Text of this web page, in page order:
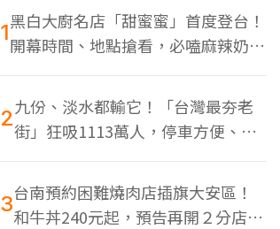
1黑白大廚名店「甜蜜蜜」首度登台！
開幕時間、地點搶看，必嗑麻辣奶油
蝦
2九份、淡水都輸它！「台灣最夯老
街」狂吸1113萬人，停車方便、特
色美食多
3台南預約困難燒肉店插旗大安區！
和牛丼240元起，預告再開２分店、